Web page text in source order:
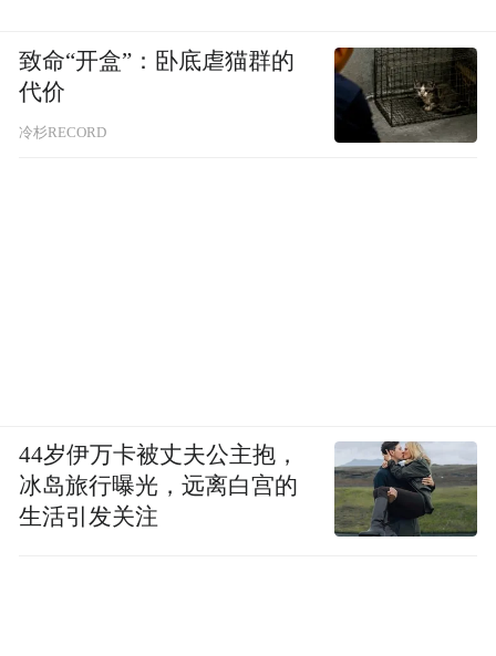
致命“开盒”：卧底虐猫群的
代价
冷杉RECORD
44岁伊万卡被丈夫公主抱，
冰岛旅行曝光，远离白宫的
生活引发关注